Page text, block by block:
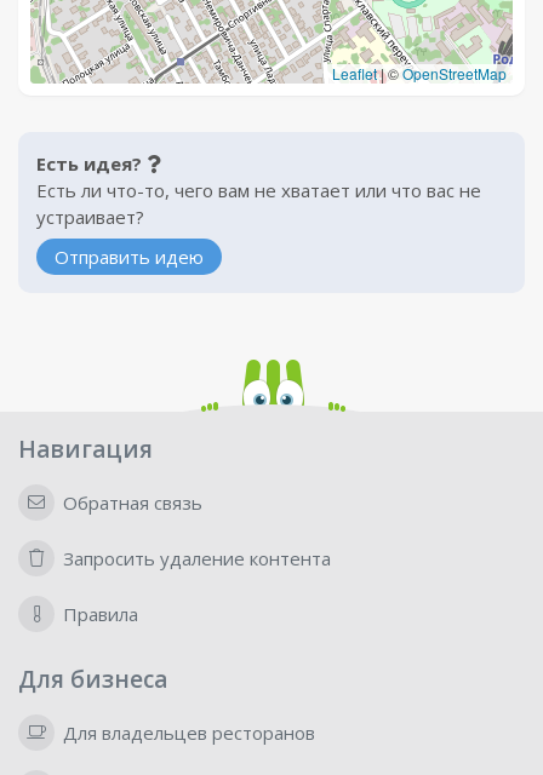
Leaflet|©OpenStreetMap
Есть идея?
Есть ли что-то, чего вам не хватает или что вас не
устраивает?
Отправить идею
Навигация
Обратная связь
Запросить удаление контента
Правила
Для бизнеса
Для владельцев ресторанов